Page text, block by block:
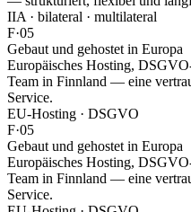
IIA · bilateral · multilateral
F·05
Gebaut und gehostet in Europa
Europäisches Hosting,
Team in Finnland — eine
Service.
EU-Hosting · DSGVO
F·05
Gebaut und gehostet in Europa
Europäisches Hosting,
Team in Finnland — eine
Service.